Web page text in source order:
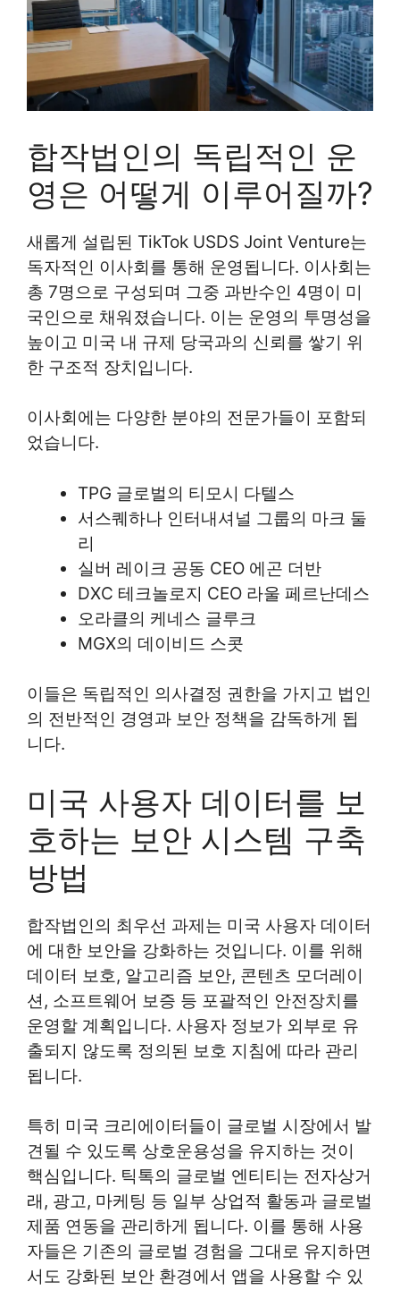
합작법인의 독립적인 운
영은 어떻게 이루어질까?
새롭게 설립된 TikTok USDS Joint Venture는
독자적인 이사회를 통해 운영됩니다. 이사회는
총 7명으로 구성되며 그중 과반수인 4명이 미
국인으로 채워졌습니다. 이는 운영의 투명성을
높이고 미국 내 규제 당국과의 신뢰를 쌓기 위
한 구조적 장치입니다.
이사회에는 다양한 분야의 전문가들이 포함되
었습니다.
TPG 글로벌의 티모시 다텔스
서스퀘하나 인터내셔널 그룹의 마크 둘
리
실버 레이크 공동 CEO 에곤 더반
DXC 테크놀로지 CEO 라울 페르난데스
오라클의 케네스 글루크
MGX의 데이비드 스콧
이들은 독립적인 의사결정 권한을 가지고 법인
의 전반적인 경영과 보안 정책을 감독하게 됩
니다.
미국 사용자 데이터를 보
호하는 보안 시스템 구축
방법
합작법인의 최우선 과제는 미국 사용자 데이터
에 대한 보안을 강화하는 것입니다. 이를 위해
데이터 보호, 알고리즘 보안, 콘텐츠 모더레이
션, 소프트웨어 보증 등 포괄적인 안전장치를
운영할 계획입니다. 사용자 정보가 외부로 유
출되지 않도록 정의된 보호 지침에 따라 관리
됩니다.
특히 미국 크리에이터들이 글로벌 시장에서 발
견될 수 있도록 상호운용성을 유지하는 것이
핵심입니다. 틱톡의 글로벌 엔티티는 전자상거
래, 광고, 마케팅 등 일부 상업적 활동과 글로벌
제품 연동을 관리하게 됩니다. 이를 통해 사용
자들은 기존의 글로벌 경험을 그대로 유지하면
서도 강화된 보안 환경에서 앱을 사용할 수 있